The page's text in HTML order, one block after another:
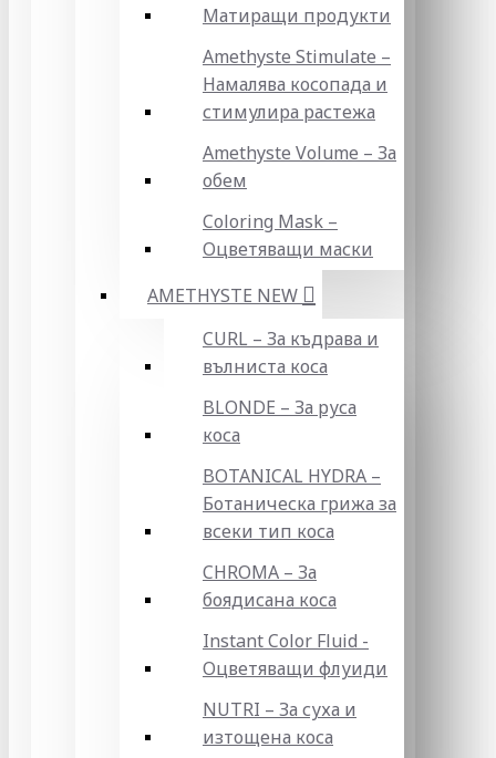
Матиращи продукти
Amethyste Stimulate –
Намалява косопада и
стимулира растежа
Amethyste Volume – За
обем
Coloring Mask –
Оцветяващи маски
AMETHYSTE NEW
CURL – За къдрава и
вълниста коса
BLONDE – За руса
коса
BOTANICAL HYDRA –
Ботаническа грижа за
всеки тип коса
CHROMA – За
боядисана коса
Instant Color Fluid -
Оцветяващи флуиди
NUTRI – За суха и
изтощена коса